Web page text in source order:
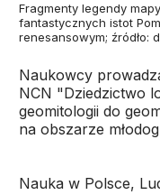
Fragmenty legendy
fantastycznych istot
renesansowym; źródło:
Naukowcy
NCN "Dziedzictwo
geomitologii do
na obszarze
Nauka w Polsce,